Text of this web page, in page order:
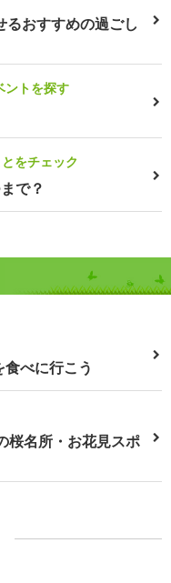
おすすめの過ごし
ントを探す
をチェック
で？
べに行こう
桜名所・お花見スポ